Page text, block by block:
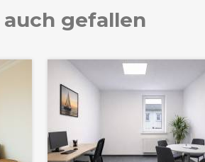
gefallen